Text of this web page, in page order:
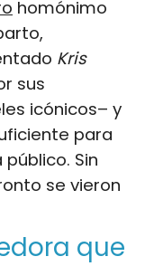
homónimo
Kris
sus
icónicos– y
para
Sin
se vieron
que